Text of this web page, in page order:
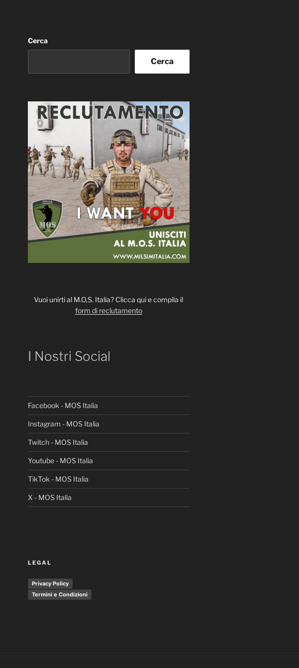
Cerca
Cerca
Vuoi unirti al M.O,S. Italia? Clicca qui e compila il
form di reclutamento
I Nostri Social
Facebook - MOS Italia
Instagram - MOS Italia
Twitch - MOS Italia
Youtube - MOS Italia
TikTok - MOS Italia
X - MOS Italia
LEGAL
Privacy Policy
Termini e Condizioni